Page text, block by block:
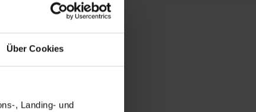
Über Cookies
, Landing- und